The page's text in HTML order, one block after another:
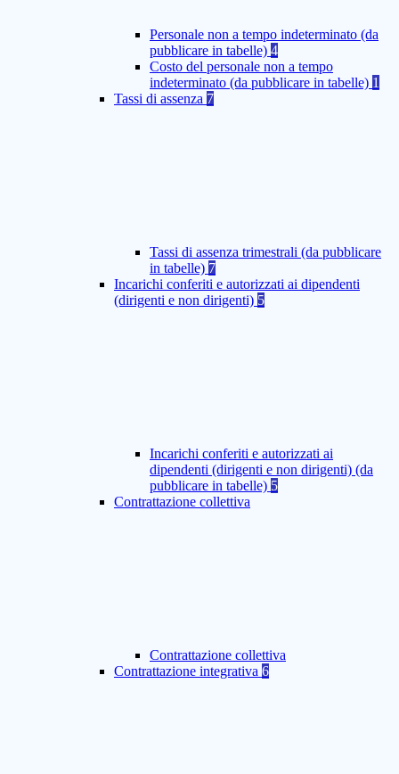
Personale non a tempo indeterminato (da
pubblicare in tabelle) 4
Costo del personale non a tempo
indeterminato (da pubblicare in tabelle) 1
Tassi di assenza 7
Tassi di assenza trimestrali (da pubblicare
in tabelle) 7
Incarichi conferiti e autorizzati ai dipendenti
(dirigenti e non dirigenti) 5
Incarichi conferiti e autorizzati ai
dipendenti (dirigenti e non dirigenti) (da
pubblicare in tabelle) 5
Contrattazione collettiva
Contrattazione collettiva
Contrattazione integrativa 6